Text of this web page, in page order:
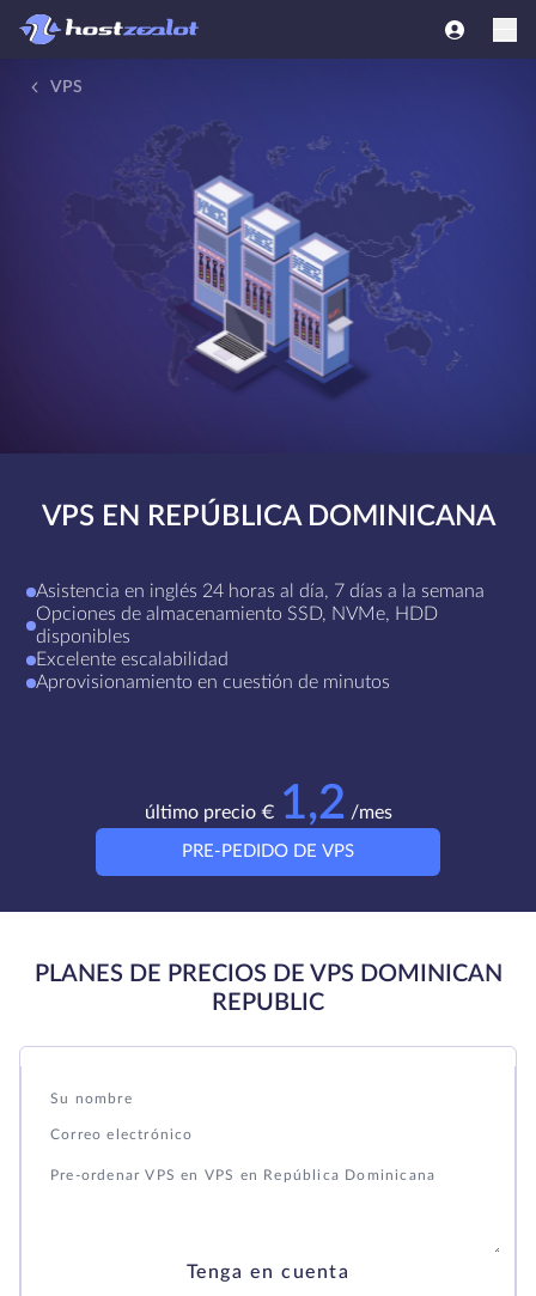
VPS
VPS EN REPÚBLICA DOMINICANA
Asistencia en inglés 24 horas al día, 7 días a la semana
Opciones de almacenamiento SSD, NVMe, HDD
disponibles
Excelente escalabilidad
Aprovisionamiento en cuestión de minutos
último precio € 1,2 /mes
PRE-PEDIDO DE VPS
PLANES DE PRECIOS DE VPS DOMINICAN
REPUBLIC
Tenga en cuenta